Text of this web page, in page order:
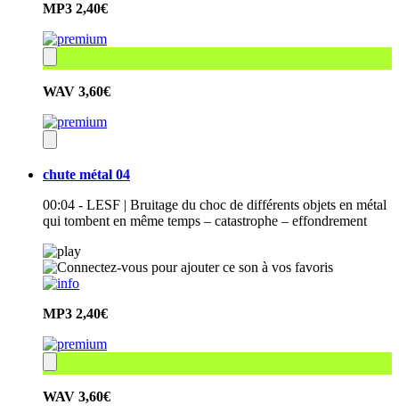
MP3 2,40€
WAV 3,60€
chute métal 04
00:04 - LESF | Bruitage du choc de différents objets en métal
qui tombent en même temps – catastrophe – effondrement
MP3 2,40€
WAV 3,60€